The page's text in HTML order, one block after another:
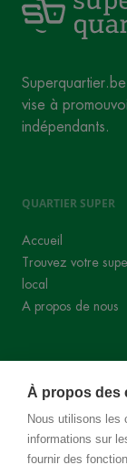
À propos des
Nous utilisons les
informations sur
fournir des
vise à
indépendants.
QUARTIER SUPER
Accueil
Trouvez votre
local
A propos de nous
RÉSEAUX SOCIAUX
Instagram